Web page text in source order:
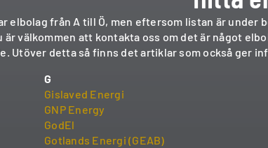
elbolag från A till Ö, men eftersom listan är
är välkommen att kontakta oss om det är något
Utöver detta så finns det artiklar som också ger
G
Gislaved Energi
GNP Energy
GodEl
Gotlands Energi (GEAB)